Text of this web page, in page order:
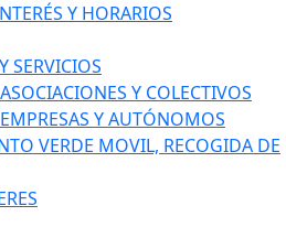
Y HORARIOS
SERVICIOS
Y COLECTIVOS
Y AUTÓNOMOS
VERDE MOVIL, RECOGIDA DE